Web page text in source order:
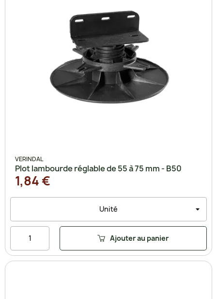
VERINDAL
Plot lambourde réglable de 55 à 75 mm - B50
1,84 €
Ajouter au panier